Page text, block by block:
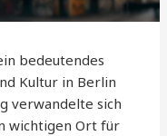
bedeutendes
Kultur in Berlin
verwandelte sich
wichtigen Ort für